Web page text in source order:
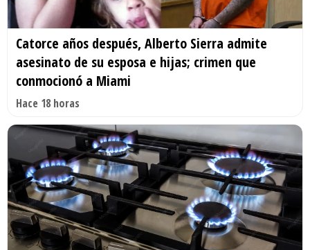
Catorce años después, Alberto Sierra admite
asesinato de su esposa e hijas; crimen que
conmocionó a Miami
Hace 18 horas